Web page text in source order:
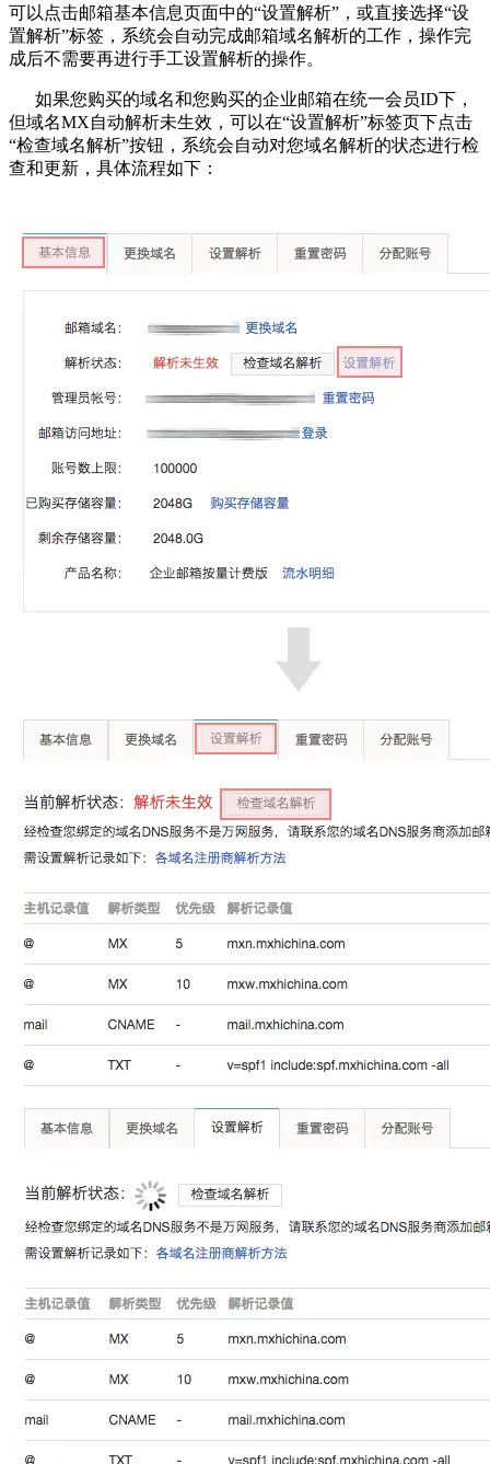
可以点击邮箱基本信息页面中的“设置解析”，或直接选择“设
置解析”标签，系统会自动完成邮箱域名解析的工作，操作完
成后不需要再进行手工设置解析的操作。
如果您购买的域名和您购买的企业邮箱在统一会员ID下，
但域名MX自动解析未生效，可以在“设置解析”标签页下点击
“检查域名解析”按钮，系统会自动对您域名解析的状态进行检
查和更新，具体流程如下：